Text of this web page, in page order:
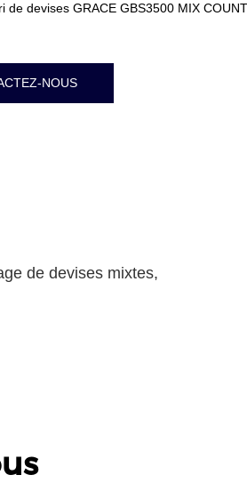
de devises GRACE GBS3500 MIX
NOUS
de devises mixtes,